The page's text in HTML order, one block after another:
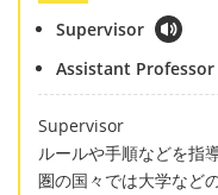
Supervisor
Assistant Professor
Supervisor
ルールや手順などを指
圏の国々では大学など